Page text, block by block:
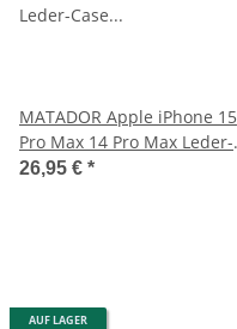
MATADOR Apple iPhone 15
Pro Max 14 Pro Max Leder-
Case Etui Braun
26,95 € *
AUF LAGER